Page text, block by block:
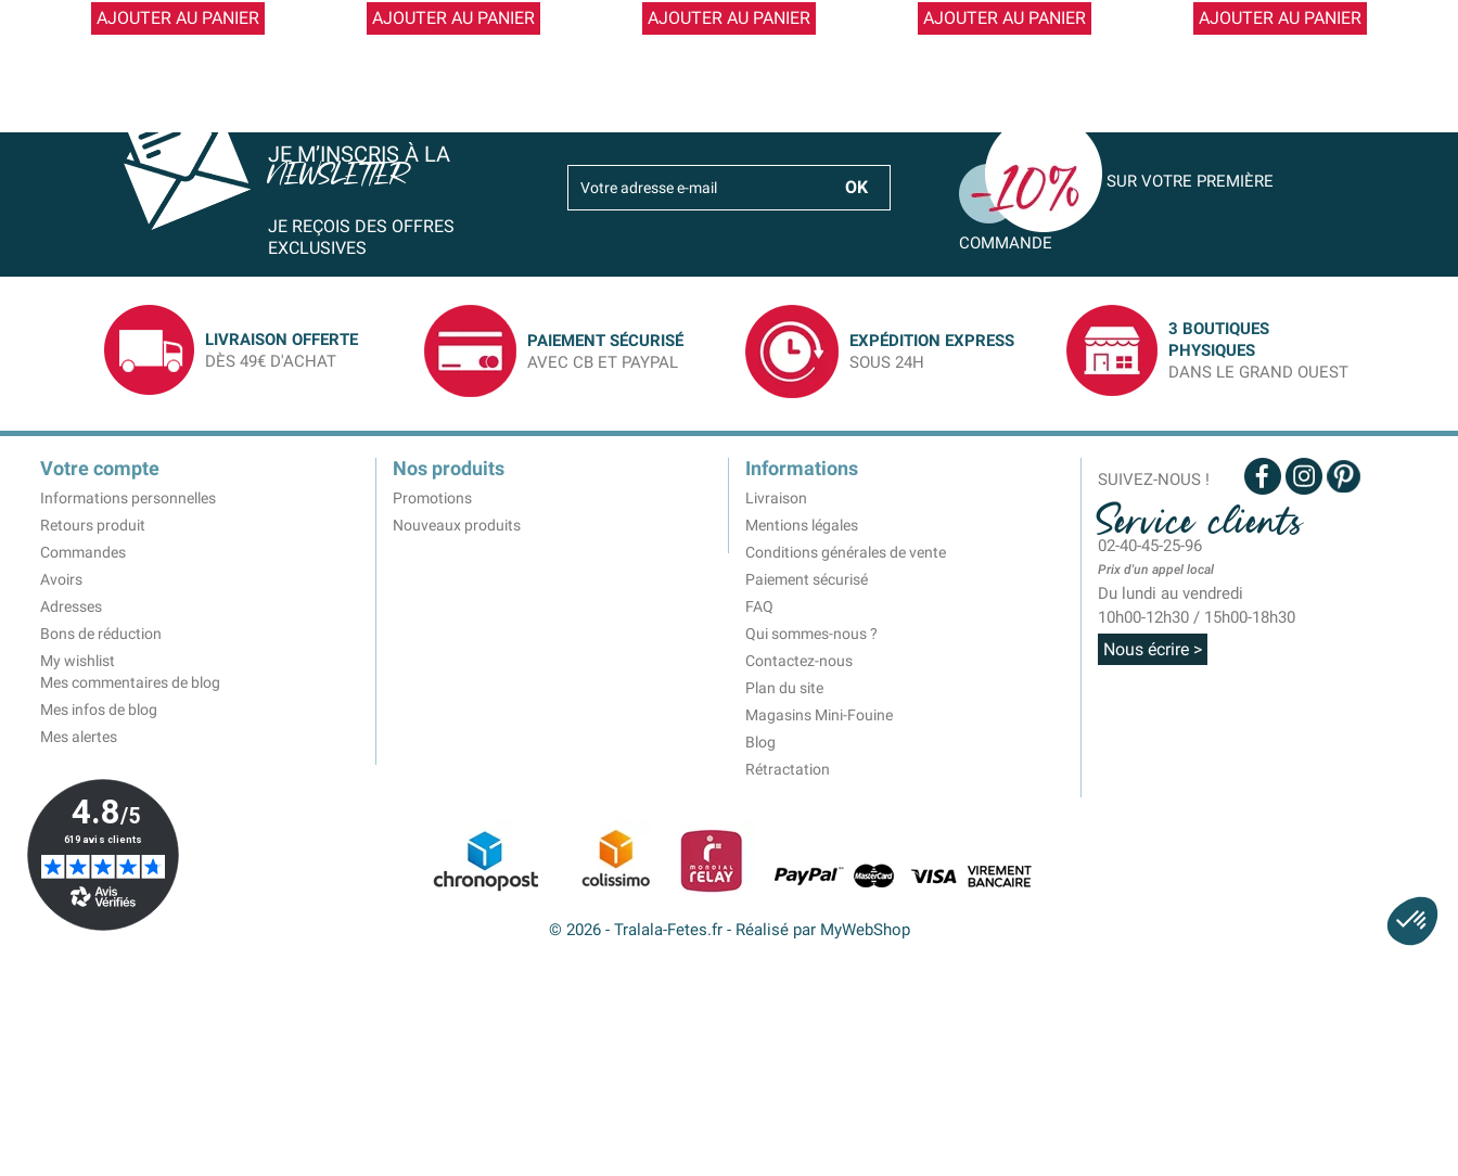
AJOUTER AU PANIER
AJOUTER AU PANIER
AJOUTER AU PANIER
AJOUTER AU PANIER
AJOUTER AU PANIER
JE M’INSCRIS À LA
NEWSLETTER
JE REÇOIS DES OFFRES
EXCLUSIVES
SUR VOTRE PREMIÈRE
COMMANDE
LIVRAISON OFFERTE
DÈS 49€ D'ACHAT
PAIEMENT SÉCURISÉ
AVEC CB ET PAYPAL
EXPÉDITION EXPRESS
SOUS 24H
3 BOUTIQUES
PHYSIQUES
DANS LE GRAND OUEST
Votre compte
Informations personnelles
Retours produit
Commandes
Avoirs
Adresses
Bons de réduction
My wishlist
Mes commentaires de blog
Mes infos de blog
Mes alertes
Nos produits
Promotions
Nouveaux produits
Informations
Livraison
Mentions légales
Conditions générales de vente
Paiement sécurisé
FAQ
Qui sommes-nous ?
Contactez-nous
Plan du site
Magasins Mini-Fouine
Blog
Rétractation
SUIVEZ-NOUS !
Service clients
02-40-45-25-96
Prix d'un appel local
Du lundi au vendredi
10h00-12h30 / 15h00-18h30
Nous écrire >
© 2026 - Tralala-Fetes.fr - Réalisé par MyWebShop